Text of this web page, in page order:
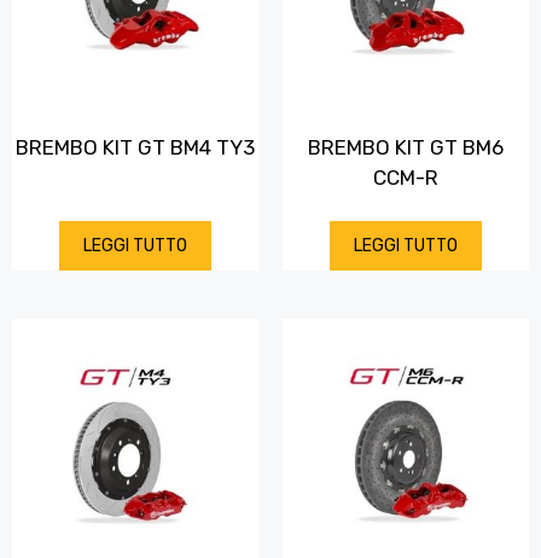
BREMBO KIT GT BM4 TY3
LEGGI TUTTO
BREMBO KIT GT BM6
CCM-R
LEGGI TUTTO